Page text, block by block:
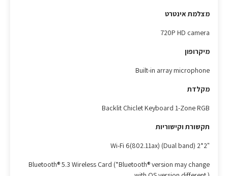
מצלמת אינטרט
720P HD camera
מיקרופון
Built-in array microphone
מקלדת
Backlit Chiclet Keyboard 1-Zone RGB
תקשורת וקישוריות
"Wi-Fi 6(802.11ax) (Dual band) 2*2
Bluetooth® 5.3 Wireless Card (*Bluetooth® version may change